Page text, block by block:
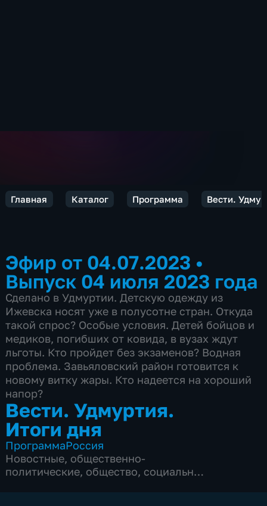
Главная Каталог Программа Вести.
Эфир от 04.07.2023 •
Выпуск 04 июля 2023 года
Сделано в Удмуртии. Детскую одежду из
Ижевска носят уже в полусотне стран. Откуда
такой спрос? Особые условия. Детей бойцов и
медиков, погибших от ковида, в вузах ждут
льготы. Кто пройдет без экзаменов? Водная
проблема. Завьяловский район готовится к
новому витку жары. Кто надеется на хороший
напор?
Вести. Удмуртия.
Итоги дня
ПрограммаРоссия
Новостные, общественно-
политические, общество, социально-